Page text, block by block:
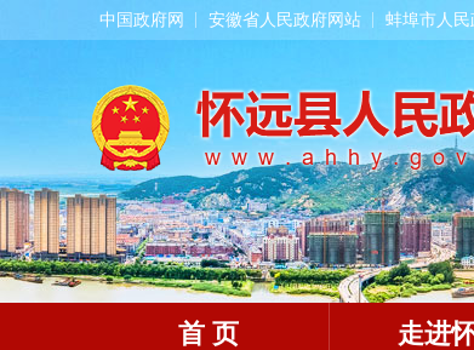
中国政府网 安徽省人民政府网站 蚌埠市人
首 页 走进